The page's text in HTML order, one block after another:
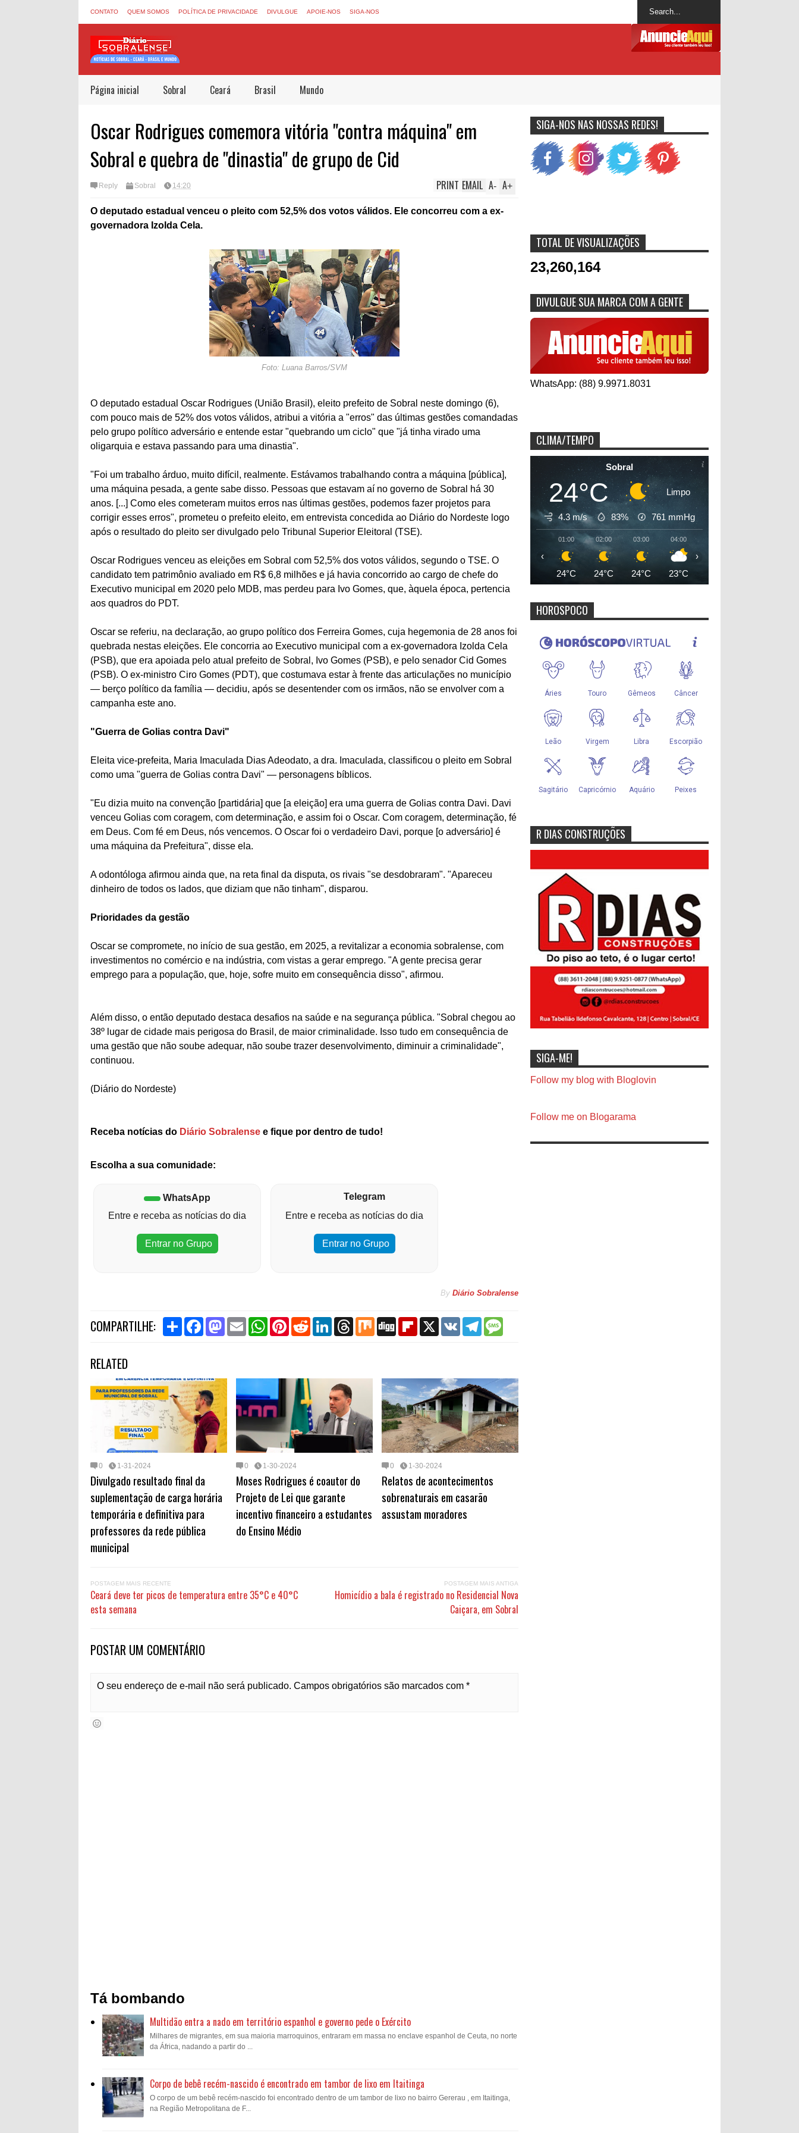
CONTATO QUEM SOMOS POLÍTICA DE PRIVACIDADE DIVULGUE APOIE-NOS SIGA-NOS
Página inicial Sobral Ceará Brasil Mundo
Oscar Rodrigues comemora vitória "contra máquina" em
Sobral e quebra de "dinastia" de grupo de Cid
Reply Sobral 14:20 A+
A-
EMAIL
PRINT
O deputado estadual venceu o pleito com 52,5% dos votos válidos. Ele concorreu com a ex-
governadora Izolda Cela.
Foto: Luana Barros/SVM
O deputado estadual Oscar Rodrigues (União Brasil), eleito prefeito de Sobral neste domingo (6),
com pouco mais de 52% dos votos válidos, atribui a vitória a "erros" das últimas gestões comandadas
pelo grupo político adversário e entende estar "quebrando um ciclo" que "já tinha virado uma
oligarquia e estava passando para uma dinastia".
"Foi um trabalho árduo, muito difícil, realmente. Estávamos trabalhando contra a máquina [pública],
uma máquina pesada, a gente sabe disso. Pessoas que estavam aí no governo de Sobral há 30
anos. [...] Como eles cometeram muitos erros nas últimas gestões, podemos fazer projetos para
corrigir esses erros", prometeu o prefeito eleito, em entrevista concedida ao Diário do Nordeste logo
após o resultado do pleito ser divulgado pelo Tribunal Superior Eleitoral (TSE).
Oscar Rodrigues venceu as eleições em Sobral com 52,5% dos votos válidos, segundo o TSE. O
candidato tem patrimônio avaliado em R$ 6,8 milhões e já havia concorrido ao cargo de chefe do
Executivo municipal em 2020 pelo MDB, mas perdeu para Ivo Gomes, que, àquela época, pertencia
aos quadros do PDT.
Oscar se referiu, na declaração, ao grupo político dos Ferreira Gomes, cuja hegemonia de 28 anos foi
quebrada nestas eleições. Ele concorria ao Executivo municipal com a ex-governadora Izolda Cela
(PSB), que era apoiada pelo atual prefeito de Sobral, Ivo Gomes (PSB), e pelo senador Cid Gomes
(PSB). O ex-ministro Ciro Gomes (PDT), que costumava estar à frente das articulações no município
— berço político da família — decidiu, após se desentender com os irmãos, não se envolver com a
campanha este ano.
"Guerra de Golias contra Davi"
Eleita vice-prefeita, Maria Imaculada Dias Adeodato, a dra. Imaculada, classificou o pleito em Sobral
como uma "guerra de Golias contra Davi" — personagens bíblicos.
"Eu dizia muito na convenção [partidária] que [a eleição] era uma guerra de Golias contra Davi. Davi
venceu Golias com coragem, com determinação, e assim foi o Oscar. Com coragem, determinação, fé
em Deus. Com fé em Deus, nós vencemos. O Oscar foi o verdadeiro Davi, porque [o adversário] é
uma máquina da Prefeitura", disse ela.
A odontóloga afirmou ainda que, na reta final da disputa, os rivais "se desdobraram". "Apareceu
dinheiro de todos os lados, que diziam que não tinham", disparou.
Prioridades da gestão
Oscar se compromete, no início de sua gestão, em 2025, a revitalizar a economia sobralense, com
investimentos no comércio e na indústria, com vistas a gerar emprego. "A gente precisa gerar
emprego para a população, que, hoje, sofre muito em consequência disso", afirmou.
Além disso, o então deputado destaca desafios na saúde e na segurança pública. "Sobral chegou ao
38º lugar de cidade mais perigosa do Brasil, de maior criminalidade. Isso tudo em consequência de
uma gestão que não soube adequar, não soube trazer desenvolvimento, diminuir a criminalidade",
continuou.
(Diário do Nordeste)
Receba notícias do Diário Sobralense e fique por dentro de tudo!
Escolha a sua comunidade:
WhatsApp
Entre e receba as notícias do dia
Entrar no Grupo
Telegram
Entre e receba as notícias do dia
Entrar no Grupo
By Diário Sobralense
COMPARTILHE:
S
h
F
o
k
M
o
E
m
W
h
p
P
e
R
L
I
n
T
s
M
D
F
a
d
X
V
T
e
a
m
e
RELATED
0 1-31-2024
Divulgado resultado final da
suplementação de carga horária
temporária e definitiva para
professores da rede pública
municipal
0 1-30-2024
Moses Rodrigues é coautor do
Projeto de Lei que garante
incentivo financeiro a estudantes
do Ensino Médio
0 1-30-2024
Relatos de acontecimentos
sobrenaturais em casarão
assustam moradores
POSTAGEM MAIS RECENTE
Ceará deve ter picos de temperatura entre 35°C e 40°C
esta semana
POSTAGEM MAIS ANTIGA
Homicídio a bala é registrado no Residencial Nova
Caiçara, em Sobral
POSTAR UM COMENTÁRIO
O seu endereço de e-mail não será publicado. Campos obrigatórios são marcados com *
Tá bombando
Multidão entra a nado em território espanhol e governo pede o Exército
Milhares de migrantes, em sua maioria marroquinos, entraram em massa no enclave espanhol de Ceuta, no norte
da África, nadando a partir do ...
Corpo de bebê recém-nascido é encontrado em tambor de lixo em Itaitinga
O corpo de um bebê recém-nascido foi encontrado dentro de um tambor de lixo no bairro Gererau , em Itaitinga,
na Região Metropolitana de F...
SIGA-NOS NAS NOSSAS REDES!
TOTAL DE VISUALIZAÇÕES
23,260,164
DIVULGUE SUA MARCA COM A GENTE
WhatsApp: (88) 9.9971.8031
CLIMA/TEMPO
Sobral
24°C Limpo
4.3 m/s 83% 761 mmHg
01:00
24°C
02:00
24°C
03:00
24°C
04:00
23°C
‹ ›
HOROSPOCO
R DIAS CONSTRUÇÕES
SIGA-ME!
Follow my blog with Bloglovin
Follow me on Blogarama